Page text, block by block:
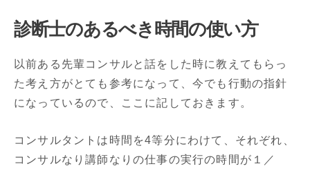
診断士のあるべき時間の使い方
以前ある先輩コンサルと話をした時に教えてもらっ
た考え方がとても参考になって、今でも行動の指針
になっているので、ここに記しておきます。
コンサルタントは時間を4等分にわけて、それぞれ、
コンサルなり講師なりの仕事の実行の時間が１／